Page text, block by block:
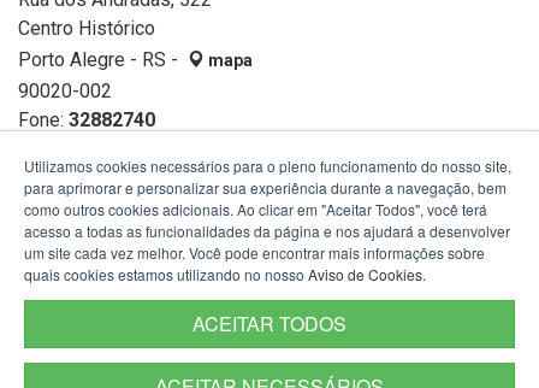
Centro Histórico
Porto Alegre - RS -
mapa
90020-002
Fone: 32882740
Utilizamos cookies necessários para o pleno funcionamento do nosso site,
para aprimorar e personalizar sua experiência durante a navegação, bem
como outros cookies adicionais. Ao clicar em "Aceitar Todos", você terá
acesso a todas as funcionalidades da página e nos ajudará a desenvolver
um site cada vez melhor. Você pode encontrar mais informações sobre
quais cookies estamos utilizando no nosso Aviso de Cookies.
ACEITAR TODOS